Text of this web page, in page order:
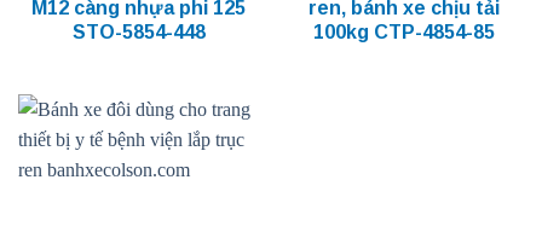
M12 càng nhựa phi 125
STO-5854-448
ren, bánh xe chịu tải
100kg CTP-4854-85